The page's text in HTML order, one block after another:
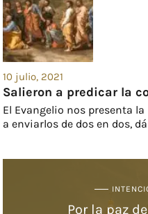
10 julio, 2021
Salieron a predicar la
El Evangelio nos presenta
a enviarlos de dos en dos,
Por la paz